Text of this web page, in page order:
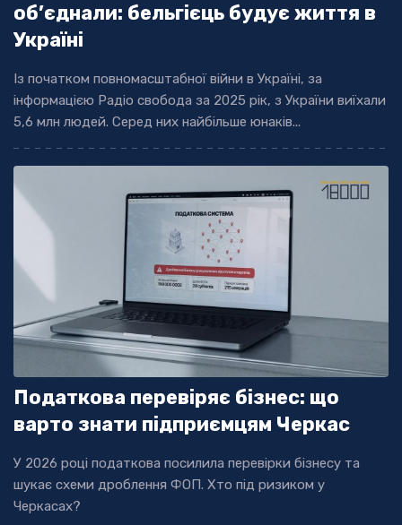
об’єднали: бельгієць будує життя в
Україні
Із початком повномасштабної війни в Україні, за
інформацією Радіо свобода за 2025 рік, з України виїхали
5,6 млн людей. Серед них найбільше юнаків...
Податкова перевіряє бізнес: що
варто знати підприємцям Черкас
У 2026 році податкова посилила перевірки бізнесу та
шукає схеми дроблення ФОП. Хто під ризиком у
Черкасах?